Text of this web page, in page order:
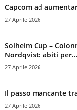
Capcom ad
27 Aprile 2026
Solheim Cup –
Nordqvist: abiti per...
27 Aprile 2026
Il passo mancante
27 Aprile 2026